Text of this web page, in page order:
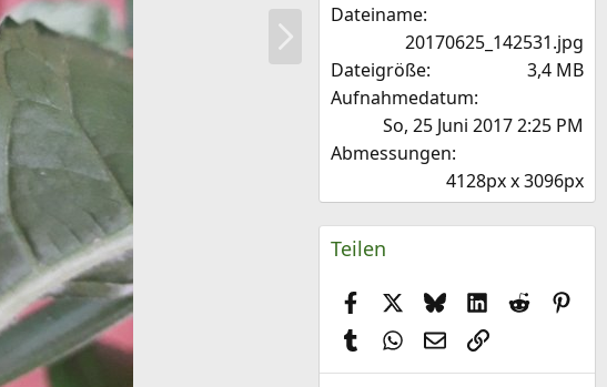
N
Dateiname
20170625_142531.jpg
Dateigröße
3,4 MB
Aufnahmedatum
So, 25 Juni 2017 2:25 PM
Abmessungen
4128px x 3096px
Teilen
FacebookX (Twitter)
BlueskyLinkedIn
Reddit
TumblrWhatsApp
E-MailLink